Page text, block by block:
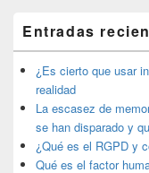
área
de
widget
barra
lateral
primaria
Entradas
¿Es cierto que usar
realidad
La escasez de
se han disparado y
¿Qué es el RGPD y
Qué es el factor